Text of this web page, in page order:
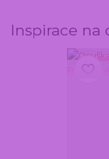
Inspirace na